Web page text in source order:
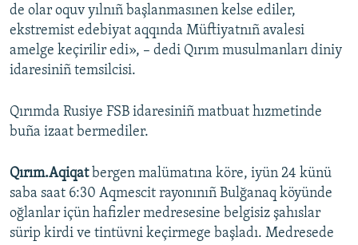
de olar oquv yılnıñ başlanmasınen kelse ediler,
ekstremist edebiyat aqqında Müftiyatnıñ avalesi
amelge keçirilir edi», – dedi Qırım musulmanları diniy
idaresiniñ temsilcisi.
Qırımda Rusiye FSB idaresiniñ matbuat hızmetinde
buña izaat bermediler.
Qırım.Aqiqatbergen malümatına köre, iyün 24 künü
saba saat 6:30 Aqmescit rayonınıñ Bulğanaq köyünde
oğlanlar içün hafizler medresesine belgisiz şahıslar
sürip kirdi ve tintüvni keçirmege başladı. Medresede